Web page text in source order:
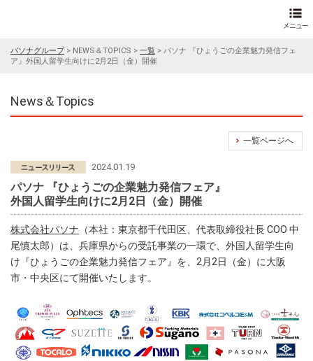
パソナグループ> NEWS＆TOPICS > 一覧 > パソナ 『ひょうごの企業魅力発信フェ
ア』外国人留学生向けに2月2日（金）開催
News＆Topics
一覧ページへ
2024.01.19
パソナ 『ひょうごの企業魅力発信フェア』
外国人留学生向けに2月2日（金）開催
株式会社パソナ （本社：東京都千代田区、代表取締役社長 COO 中
尾慎太郎）は、兵庫県からの受託事業の一環で、外国人留学生向
け『ひょうごの企業魅力発信フェア』を、2月2日（金）に大阪
市・中央区にて開催いたします。